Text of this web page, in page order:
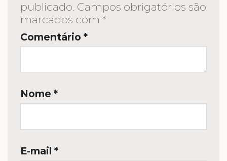
publicado. Campos obrigatórios são
marcados com *
Comentário *
Nome *
E-mail *